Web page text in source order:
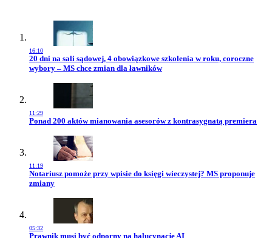
16:10
Przejdź do artykułu:
20 dni na sali sądowej, 4 obowiązkowe szkolenia w roku, coroczne
wybory – MS chce zmian dla ławników
11:29
Przejdź do artykułu:
Ponad 200 aktów mianowania asesorów z kontrasygnatą premiera
11:19
Przejdź do artykułu:
Notariusz pomoże przy wpisie do księgi wieczystej? MS proponuje
zmiany
05:32
Przejdź do artykułu:
Prawnik musi być odporny na halucynacje AI